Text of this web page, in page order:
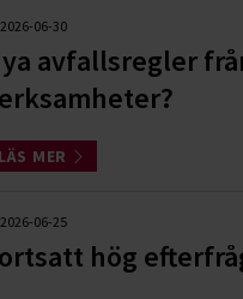
2026-06-30
avfallsregler
LÄS MER
2026-06-25
hög